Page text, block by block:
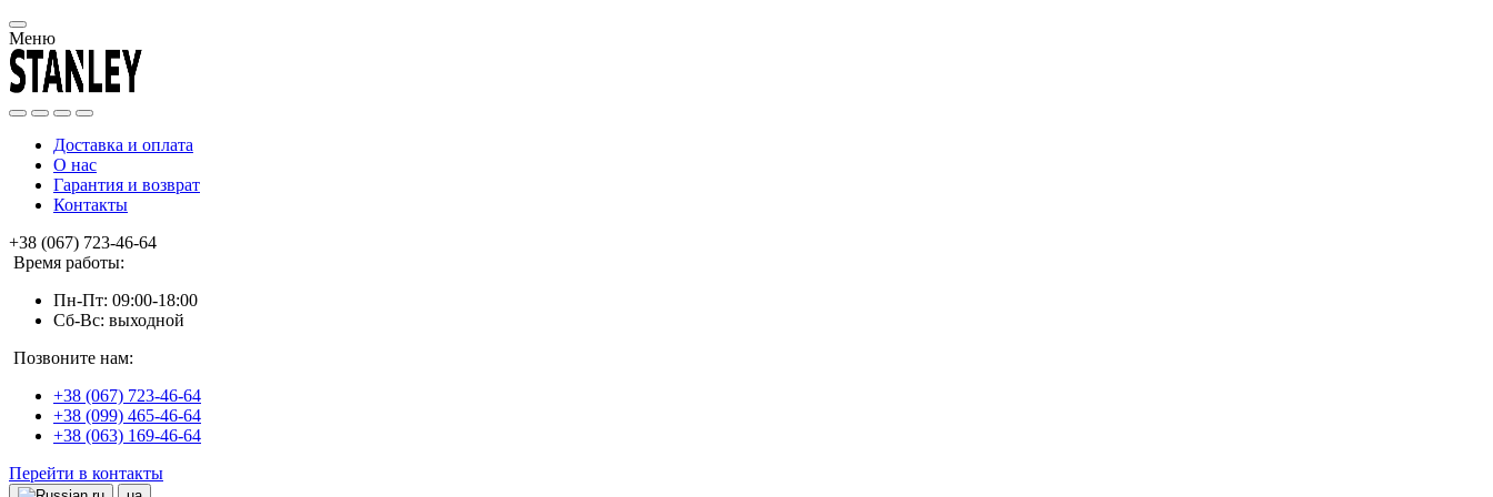
Меню
Доставка и оплата
О нас
Гарантия и возврат
Контакты
+38 (067) 723-46-64
Время работы:
Пн-Пт: 09:00-18:00
Сб-Вс: выходной
Позвоните нам:
+38 (067) 723-46-64
+38 (099) 465-46-64
+38 (063) 169-46-64
Перейти в контакты